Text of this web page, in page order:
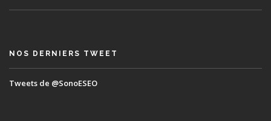
NOS DERNIERS TWEET
Tweets de @SonoESEO